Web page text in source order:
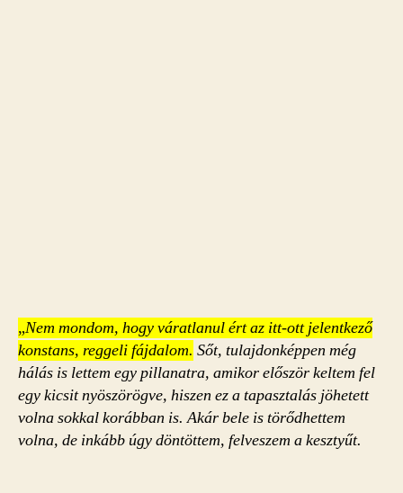
„Nem mondom, hogy váratlanul ért az itt-ott jelentkező
konstans, reggeli fájdalom. Sőt, tulajdonképpen még
hálás is lettem egy pillanatra, amikor először keltem fel
egy kicsit nyöszörögve, hiszen ez a tapasztalás jöhetett
volna sokkal korábban is. Akár bele is törődhettem
volna, de inkább úgy döntöttem, felveszem a kesztyűt.